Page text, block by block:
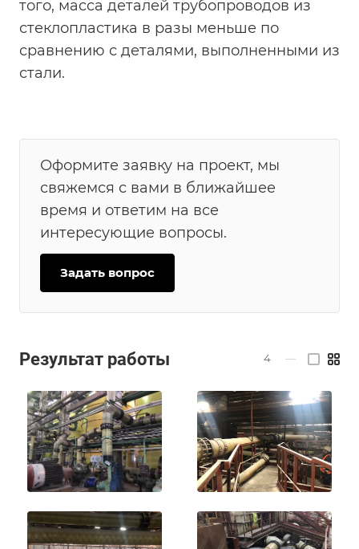
того, масса деталей трубопроводов из
стеклопластика в разы меньше по
сравнению с деталями, выполненными из
стали.
Оформите заявку на проект, мы
свяжемся с вами в ближайшее
время и ответим на все
интересующие вопросы.
Задать вопрос
Результат работы 4 —